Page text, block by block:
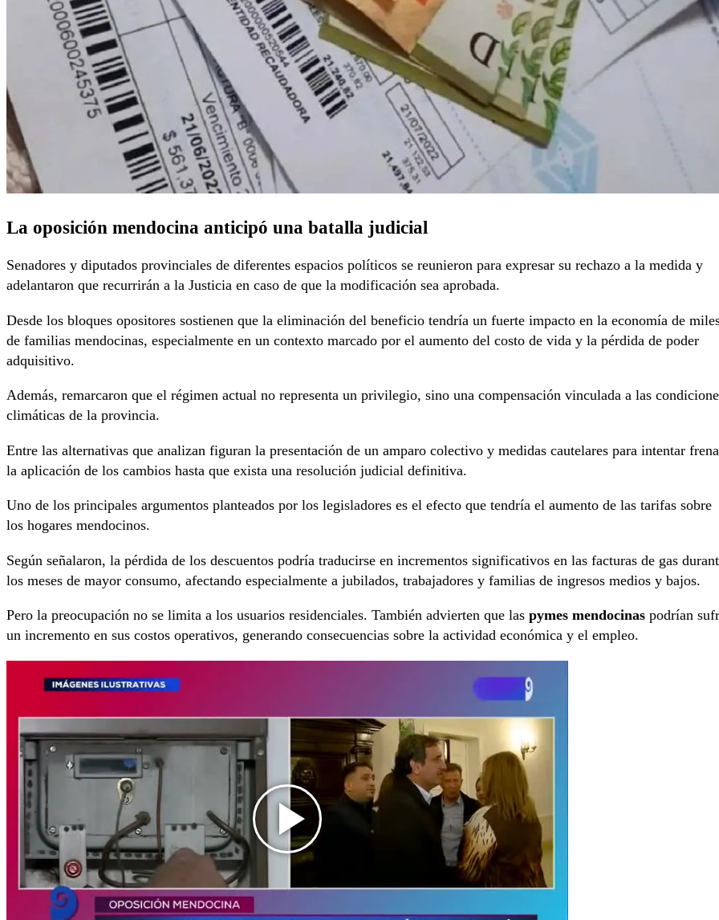
La oposición mendocina anticipó una batalla judicial
Senadores y diputados provinciales de diferentes espacios políticos se reunieron para expresar su rechazo a la medida y
adelantaron que recurrirán a la Justicia en caso de que la modificación sea aprobada.
Desde los bloques opositores sostienen que la eliminación del beneficio tendría un fuerte impacto en la economía de
de familias mendocinas, especialmente en un contexto marcado por el aumento del costo de vida y la pérdida de poder
adquisitivo.
Además, remarcaron que el régimen actual no representa un privilegio, sino una compensación vinculada a las
climáticas de la provincia.
Entre las alternativas que analizan figuran la presentación de un amparo colectivo y medidas cautelares para intentar
la aplicación de los cambios hasta que exista una resolución judicial definitiva.
Uno de los principales argumentos planteados por los legisladores es el efecto que tendría el aumento de las tarifas sobre
los hogares mendocinos.
Según señalaron, la pérdida de los descuentos podría traducirse en incrementos significativos en las facturas de gas
los meses de mayor consumo, afectando especialmente a jubilados, trabajadores y familias de ingresos medios y bajos.
Pero la preocupación no se limita a los usuarios residenciales. También advierten que las pymes mendocinas podrían
un incremento en sus costos operativos, generando consecuencias sobre la actividad económica y el empleo.